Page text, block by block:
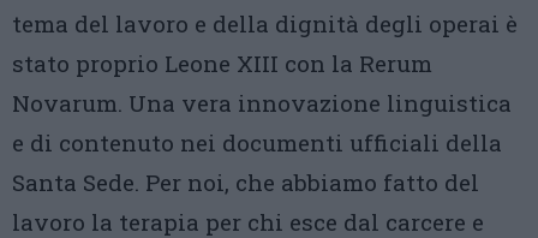
tema del lavoro e della dignità degli operai è
stato proprio Leone XIII con la Rerum
Novarum. Una vera innovazione linguistica
e di contenuto nei documenti ufficiali della
Santa Sede. Per noi, che abbiamo fatto del
lavoro la terapia per chi esce dal carcere e